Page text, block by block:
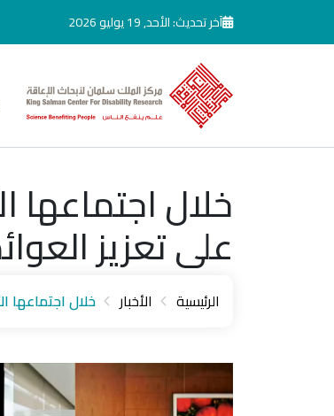
تجاوز إلى المحتوى الرئيسيآخر تحديث: الأحد, 19 يوليو 2026
على تعزيز
الرئيسية الأخبار خلال اجتماعها الأول للعام 2026م ، لجنة الاستثمار